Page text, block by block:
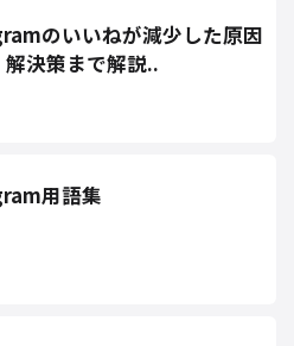
のいいねが減少した原因
解決策まで解説..
用語集